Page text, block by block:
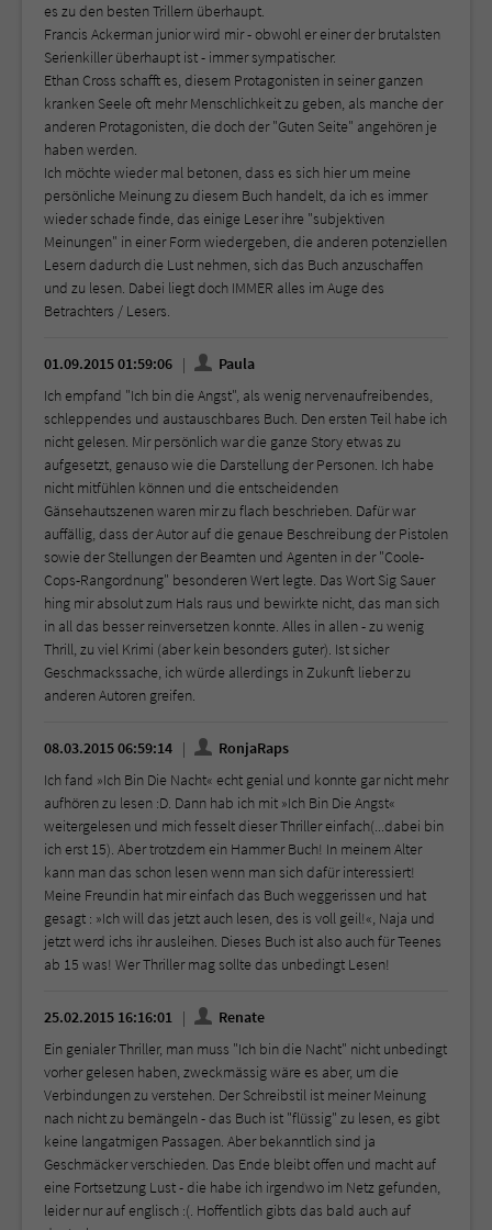
es zu den besten Trillern überhaupt.
Francis Ackerman junior wird mir - obwohl er einer der brutalsten
Serienkiller überhaupt ist - immer sympatischer.
Ethan Cross schafft es, diesem Protagonisten in seiner ganzen
kranken Seele oft mehr Menschlichkeit zu geben, als manche der
anderen Protagonisten, die doch der "Guten Seite" angehören je
haben werden.
Ich möchte wieder mal betonen, dass es sich hier um meine
persönliche Meinung zu diesem Buch handelt, da ich es immer
wieder schade finde, das einige Leser ihre "subjektiven
Meinungen" in einer Form wiedergeben, die anderen potenziellen
Lesern dadurch die Lust nehmen, sich das Buch anzuschaffen
und zu lesen. Dabei liegt doch IMMER alles im Auge des
Betrachters / Lesers.
01.09.2015 01:59:06
Paula
Ich empfand "Ich bin die Angst", als wenig nervenaufreibendes,
schleppendes und austauschbares Buch. Den ersten Teil habe ich
nicht gelesen. Mir persönlich war die ganze Story etwas zu
aufgesetzt, genauso wie die Darstellung der Personen. Ich habe
nicht mitfühlen können und die entscheidenden
Gänsehautszenen waren mir zu flach beschrieben. Dafür war
auffällig, dass der Autor auf die genaue Beschreibung der Pistolen
sowie der Stellungen der Beamten und Agenten in der "Coole-
Cops-Rangordnung" besonderen Wert legte. Das Wort Sig Sauer
hing mir absolut zum Hals raus und bewirkte nicht, das man sich
in all das besser reinversetzen konnte. Alles in allen - zu wenig
Thrill, zu viel Krimi (aber kein besonders guter). Ist sicher
Geschmackssache, ich würde allerdings in Zukunft lieber zu
anderen Autoren greifen.
08.03.2015 06:59:14
RonjaRaps
Ich fand »Ich Bin Die Nacht« echt genial und konnte gar nicht mehr
aufhören zu lesen :D. Dann hab ich mit »Ich Bin Die Angst«
weitergelesen und mich fesselt dieser Thriller einfach(...dabei bin
ich erst 15). Aber trotzdem ein Hammer Buch! In meinem Alter
kann man das schon lesen wenn man sich dafür interessiert!
Meine Freundin hat mir einfach das Buch weggerissen und hat
gesagt : »Ich will das jetzt auch lesen, des is voll geil!«, Naja und
jetzt werd ichs ihr ausleihen. Dieses Buch ist also auch für Teenes
ab 15 was! Wer Thriller mag sollte das unbedingt Lesen!
25.02.2015 16:16:01
Renate
Ein genialer Thriller, man muss "Ich bin die Nacht" nicht unbedingt
vorher gelesen haben, zweckmässig wäre es aber, um die
Verbindungen zu verstehen. Der Schreibstil ist meiner Meinung
nach nicht zu bemängeln - das Buch ist "flüssig" zu lesen, es gibt
keine langatmigen Passagen. Aber bekanntlich sind ja
Geschmäcker verschieden. Das Ende bleibt offen und macht auf
eine Fortsetzung Lust - die habe ich irgendwo im Netz gefunden,
leider nur auf englisch :(. Hoffentlich gibts das bald auch auf